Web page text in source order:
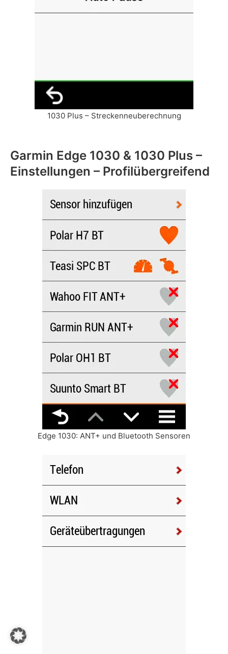
1030 Plus – Streckenneuberechnung
Garmin Edge 1030 & 1030 Plus –
Einstellungen – Profilübergreifend
Edge 1030: ANT+ und Bluetooth Sensoren